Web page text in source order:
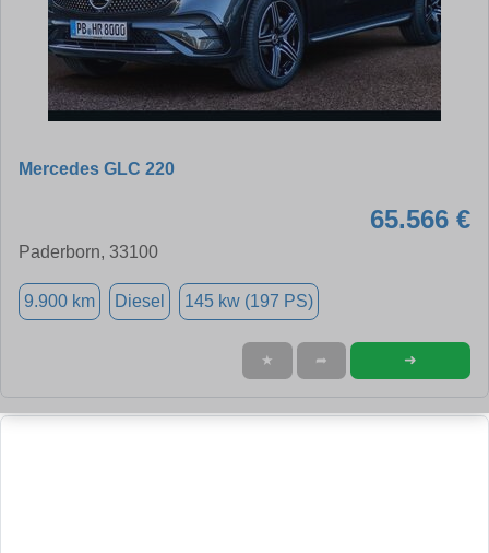
Mercedes GLC 220
65.566 €
Paderborn, 33100
9.900 km Diesel 145 kw (197 PS)
★ ➦ ➜